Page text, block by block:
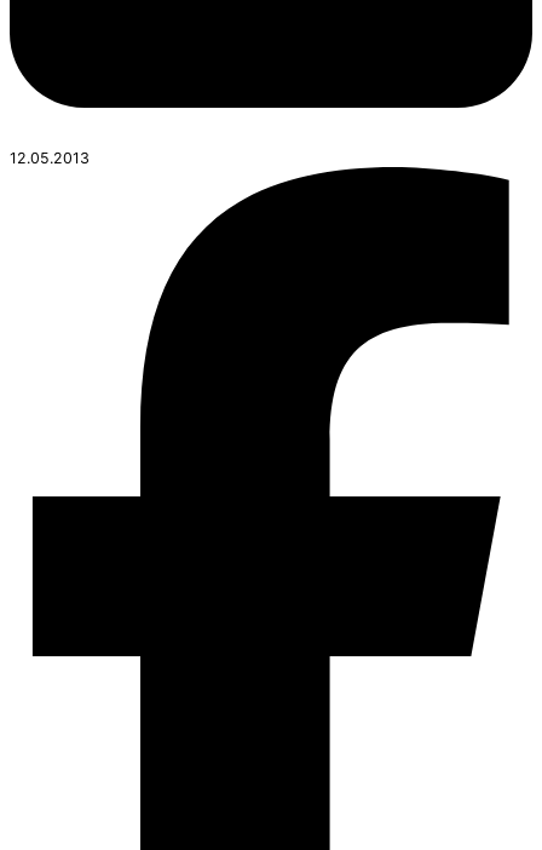
12.05.2013